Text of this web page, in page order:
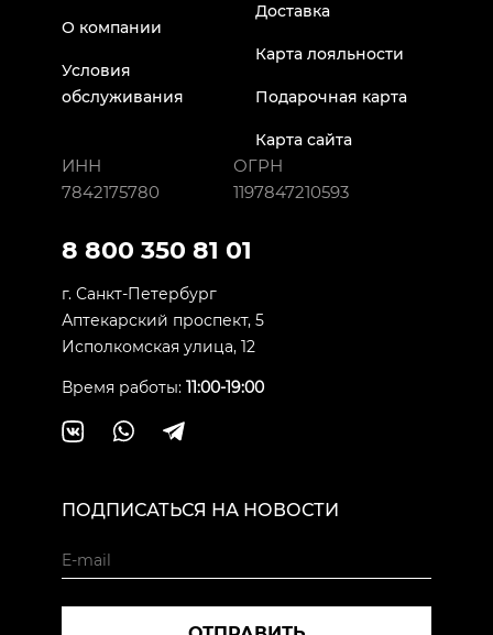
О компании
Условия
обслуживания
Доставка
Карта лояльности
Подарочная карта
Карта сайта
ИНН
7842175780
ОГРН
1197847210593
8 800 350 81 01
г. Санкт-Петербург
Аптекарский проспект, 5
Исполкомская улица, 12
Время работы: 11:00-19:00
ПОДПИСАТЬСЯ НА НОВОСТИ